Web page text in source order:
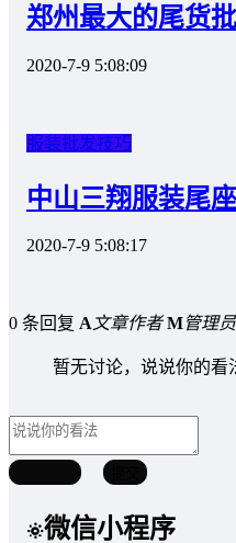
郑州最大的尾货
2020-7-9 5:08:09
服装批发技巧
中山三翔服装尾
2020-7-9 5:08:17
0 条回复 A文章作者 M管理员
暂无讨论，说说你的看
微信小程序